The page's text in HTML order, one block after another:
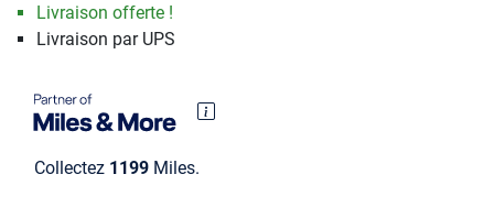
Livraison offerte !
Livraison par UPS
Collectez 1199 Miles.